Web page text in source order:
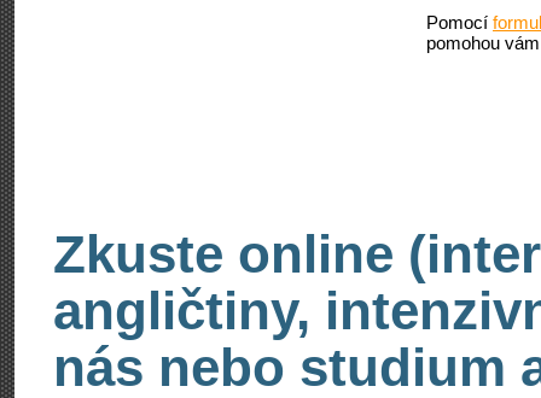
Pomocí
pomohou
Zkuste online
angličtiny,
nás nebo studium